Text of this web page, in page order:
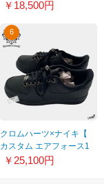
グ チャーム 3色G38210
￥18,500円
6
クロムハーツ×ナイキ【
カスタム エアフォース1
コピー】 BLACK
￥25,100円